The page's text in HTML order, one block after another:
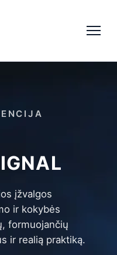
įžvalgos
ir kokybės
formuojančių
ir realią praktiką.